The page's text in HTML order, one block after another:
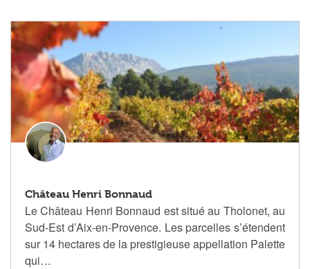
Château Henri Bonnaud
Le Château Henri Bonnaud est situé au Tholonet, au
Sud-Est d’Aix-en-Provence. Les parcelles s’étendent
sur 14 hectares de la prestigieuse appellation Palette
qui…